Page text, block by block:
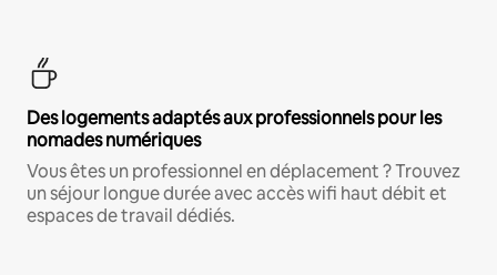
Des logements adaptés aux professionnels pour les
nomades numériques
Vous êtes un professionnel en déplacement ? Trouvez
un séjour longue durée avec accès wifi haut débit et
espaces de travail dédiés.